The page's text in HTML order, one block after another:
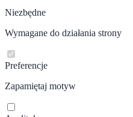
Niezbędne
Wymagane do działania strony
Preferencje
Zapamiętaj motyw